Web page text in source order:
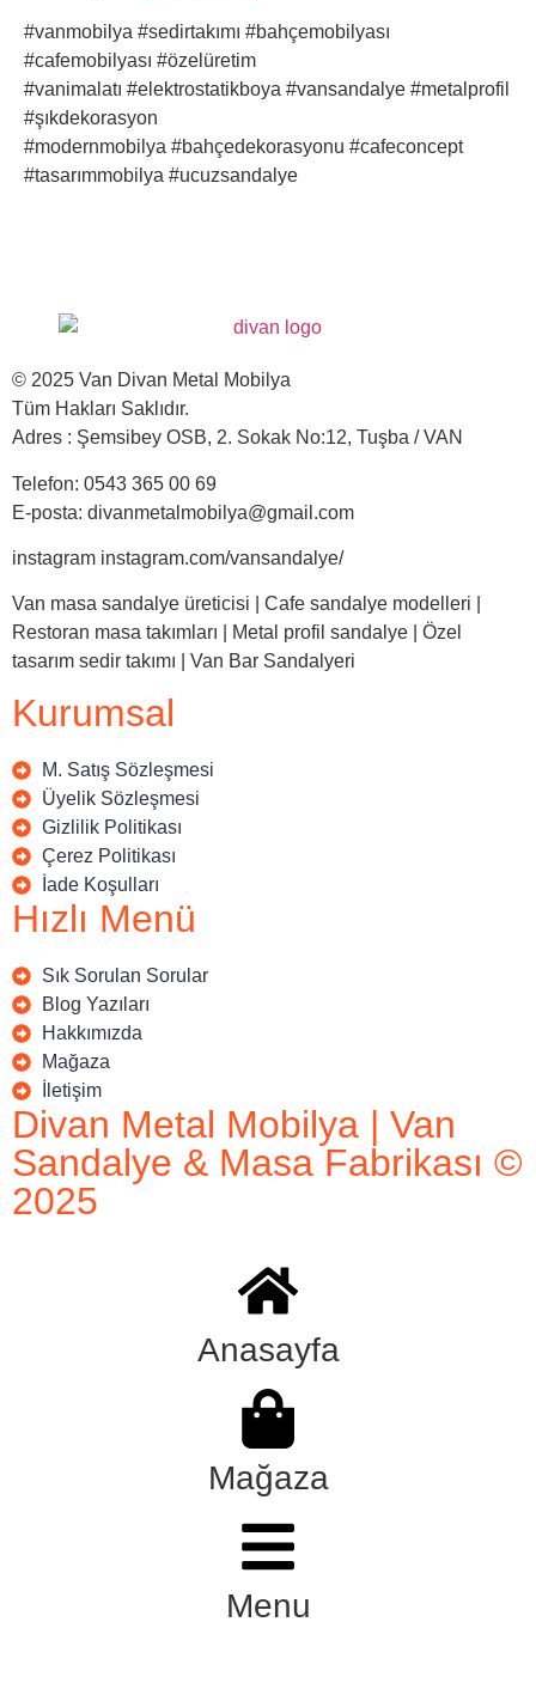
#vanmobilya #sedirtakımı #bahçemobilyası
#cafemobilyası #özelüretim
#vanimalatı #elektrostatikboya #vansandalye #metalprofil
#şıkdekorasyon
#modernmobilya #bahçedekorasyonu #cafeconcept
#tasarımmobilya #ucuzsandalye
© 2025 Van Divan Metal Mobilya
Tüm Hakları Saklıdır.
Adres : Şemsibey OSB, 2. Sokak No:12, Tuşba / VAN
Telefon: 0543 365 00 69
E-posta: divanmetalmobilya@gmail.com
instagram instagram.com/vansandalye/
Van masa sandalye üreticisi | Cafe sandalye modelleri |
Restoran masa takımları | Metal profil sandalye | Özel
tasarım sedir takımı | Van Bar Sandalyeri
Kurumsal
M. Satış Sözleşmesi
Üyelik Sözleşmesi
Gizlilik Politikası
Çerez Politikası
İade Koşulları
Hızlı Menü
Sık Sorulan Sorular
Blog Yazıları
Hakkımızda
Mağaza
İletişim
Divan Metal Mobilya | Van
Sandalye & Masa Fabrikası ©
2025
Anasayfa
Mağaza
Menu